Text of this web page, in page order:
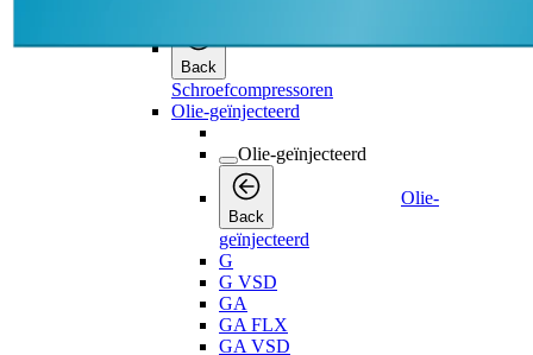
Back
Schroefcompressoren
Olie-geïnjecteerd
Olie-geïnjecteerd
Back
Olie-
geïnjecteerd
G
G VSD
GA
GA FLX
GA VSD